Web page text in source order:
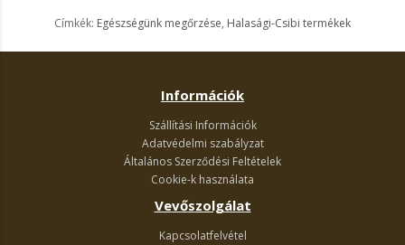
Címkék: Egészségünk megőrzése, Halasági-Csibi termékek
Információk
Szállítási Információk
Adatvédelmi szabályzat
Általános Szerződési Feltételek
Cookie-k használata
Vevőszolgálat
Kapcsolatfelvétel